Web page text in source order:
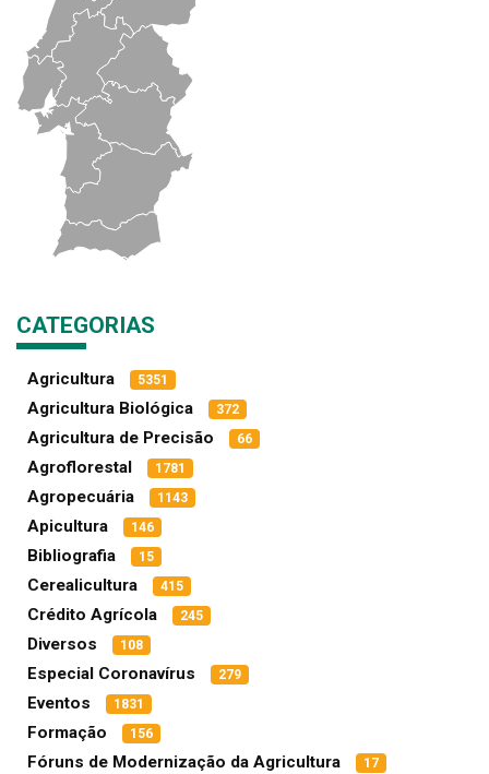
CATEGORIAS
Agricultura 5351
Agricultura Biológica 372
Agricultura de Precisão 66
Agroflorestal 1781
Agropecuária 1143
Apicultura 146
Bibliografia 15
Cerealicultura 415
Crédito Agrícola 245
Diversos 108
Especial Coronavírus 279
Eventos 1831
Formação 156
Fóruns de Modernização da Agricultura 17